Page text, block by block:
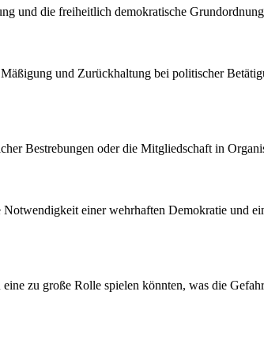
und die freiheitlich demokratische
und Zurückhaltung bei politischer
Bestrebungen oder die Mitgliedschaft in
einer wehrhaften Demokratie und
zu große Rolle spielen könnten, was die